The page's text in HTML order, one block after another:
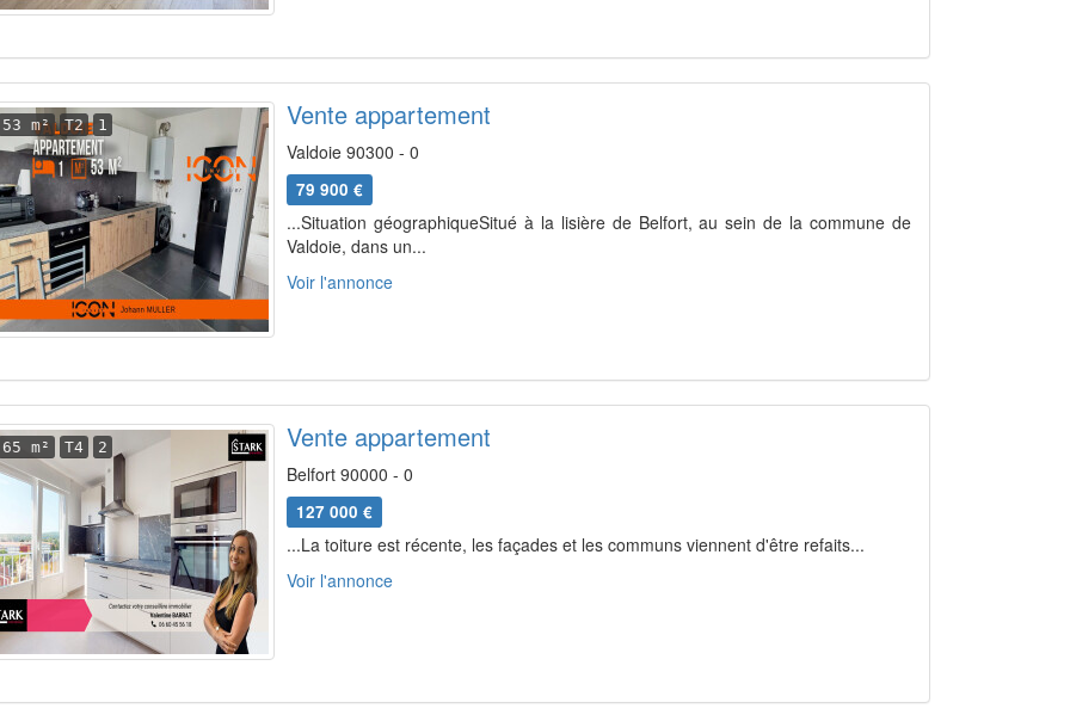
53 m² T2 1 Vente appartement
Valdoie 90300 - 0
79 900 €
...Situation géographiqueSitué à la lisière de Belfort, au sein de la commune de
Valdoie, dans un...
Voir l'annonce
65 m² T4 2 Vente appartement
Belfort 90000 - 0
127 000 €
...La toiture est récente, les façades et les communs viennent d'être refaits...
Voir l'annonce